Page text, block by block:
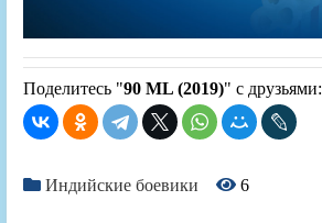
Поделитесь "90 ML (2019)" с друзьями:
Индийские боевики 6